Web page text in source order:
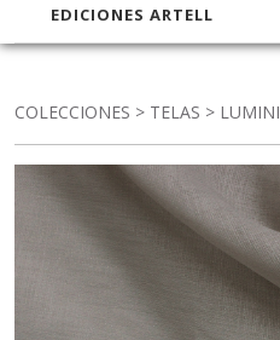
EDICIONES ARTELL
COLECCIONES > TELAS > LUMINI